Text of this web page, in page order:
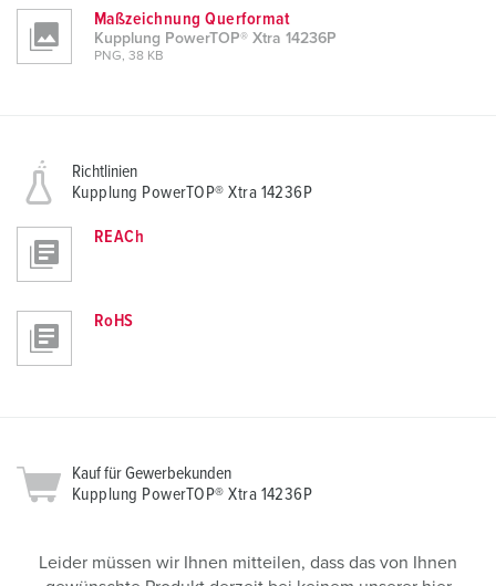
Maßzeichnung Querformat
Kupplung PowerTOP® Xtra 14236P
PNG, 38 KB
Richtlinien
Kupplung PowerTOP® Xtra 14236P
REACh
RoHS
Kauf für Gewerbekunden
Kupplung PowerTOP® Xtra 14236P
Leider müssen wir Ihnen mitteilen, dass das von Ihnen